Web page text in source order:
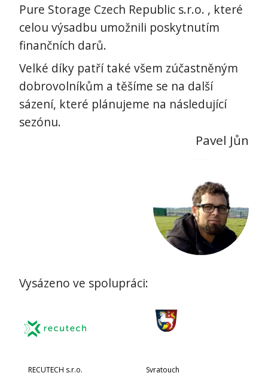
Pure Storage Czech Republic s.r.o. , které
celou výsadbu umožnili poskytnutím
finančních darů.
Velké díky patří také všem zúčastněným
dobrovolníkům a těšíme se na další
sázení, které plánujeme na následující
sezónu.
Pavel Jůn
Vysázeno ve spolupráci:
RECUTECH s.r.o. Svratouch